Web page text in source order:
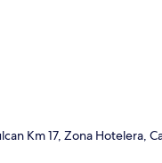
Km 17, Zona Hotelera,